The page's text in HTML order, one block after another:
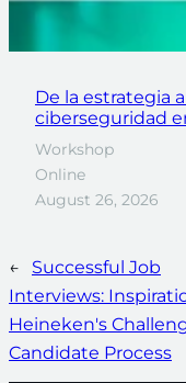
De la estrategia
ciberseguridad
Workshop
Online
August 26, 2026
←
Successful Job
Interviews:
Heineken's
Candidate Process